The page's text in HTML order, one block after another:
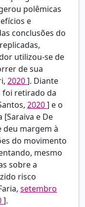
polêmicas
e
conclusões do
utilizou-se de
de sua
2020]. Diante
foi retirado da
2020] e o
[Saraiva e De
deu margem à
do movimento
mesmo
sobre a
risco
setembro
].